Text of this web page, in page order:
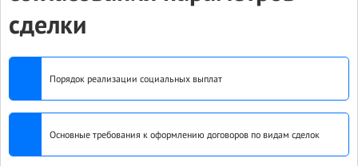
сделки
Порядок реализации социальных выплат
Основные требования к оформлению договоров по видам сделок